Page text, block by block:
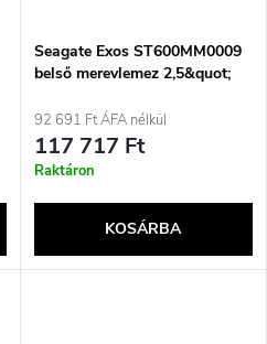
Seagate Exos ST600MM0009
belső merevlemez 2,5&quot;
92 691 Ft ÁFA nélkül
117 717 Ft
Raktáron
KOSÁRBA